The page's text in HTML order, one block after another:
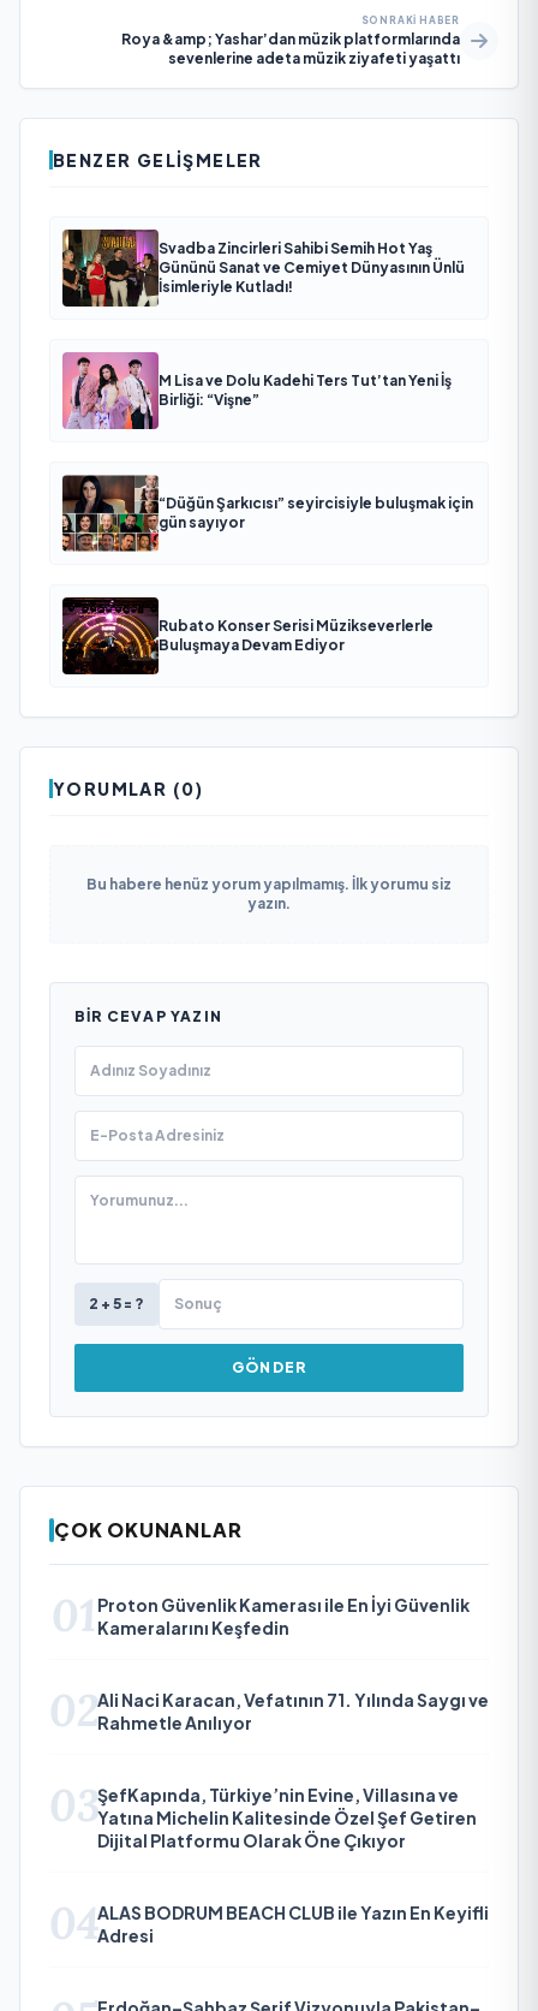
SONRAKI HABER
Roya &amp; Yashar’dan müzik platformlarında
sevenlerine adeta müzik ziyafeti yaşattı
BENZER GELIŞMELER
Svadba Zincirleri Sahibi Semih Hot Yaş
Gününü Sanat ve Cemiyet Dünyasının Ünlü
İsimleriyle Kutladı!
M Lisa ve Dolu Kadehi Ters Tut’tan Yeni İş
Birliği: “Vişne”
“Düğün Şarkıcısı” seyircisiyle buluşmak için
gün sayıyor
Rubato Konser Serisi Müzikseverlerle
Buluşmaya Devam Ediyor
YORUMLAR (0)
Bu habere henüz yorum yapılmamış. İlk yorumu siz
yazın.
BIR CEVAP YAZIN
2 + 5 = ?
GÖNDER
ÇOK OKUNANLAR
01 Proton Güvenlik Kamerası ile En İyi Güvenlik
Kameralarını Keşfedin
02Ali Naci Karacan, Vefatının 71. Yılında Saygı ve
Rahmetle Anılıyor
03ŞefKapında, Türkiye’nin Evine, Villasına ve
Yatına Michelin Kalitesinde Özel Şef Getiren
Dijital Platformu Olarak Öne Çıkıyor
04ALAS BODRUM BEACH CLUB ile Yazın En Keyifli
Adresi